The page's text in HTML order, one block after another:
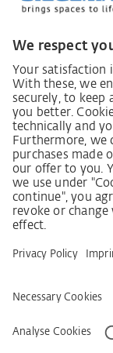
Zákon o